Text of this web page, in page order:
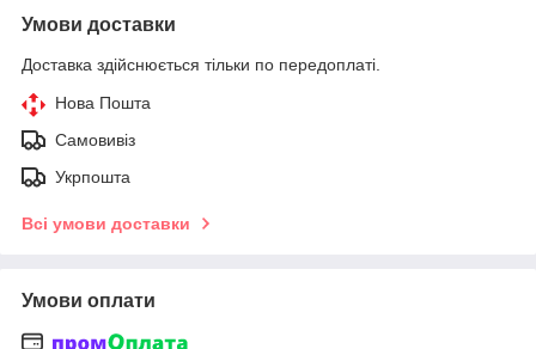
Умови доставки
Доставка здійснюється тільки по передоплаті.
Нова Пошта
Самовивіз
Укрпошта
Всі умови доставки
Умови оплати